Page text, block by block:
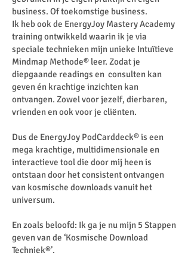
business. Of toekomstige business.
Ik heb ook de EnergyJoy Mastery Academy
training ontwikkeld waarin ik je via
speciale technieken mijn unieke Intuïtieve
Mindmap Methode® leer. Zodat je
diepgaande readings en consulten kan
geven én krachtige inzichten kan
ontvangen. Zowel voor jezelf, dierbaren,
vrienden en ook voor je cliënten.
Dus de EnergyJoy PodCarddeck® is een
mega krachtige, multidimensionale en
interactieve tool die door mij heen is
ontstaan door het consistent ontvangen
van kosmische downloads vanuit het
universum.
En zoals beloofd: Ik ga je nu mijn 5 Stappen
geven van de ‘Kosmische Download
Techniek®’.